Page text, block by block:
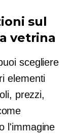
sul
vetrina
scegliere
elementi
prezzi,
l'immagine